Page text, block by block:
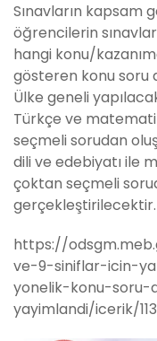
Sınavların kapsam
öğrencilerin
hangi konu/
gösteren konu soru
Ülke geneli
Türkçe ve
seçmeli sorudan
dili ve edebiyatı ile
çoktan seçmeli
gerçekleştirilecektir.
https://
ve-9-siniflar-icin-
yonelik-konu-
yayimlandi/icerik/